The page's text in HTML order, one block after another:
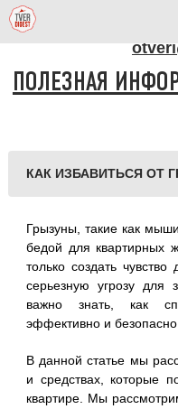
ПОЛЕЗНАЯ
КАК ИЗБАВИТЬСЯ ОТ
Грызуны, такие как
бедой для квартирных
только создать
серьезную угрозу для
важно знать, как
эффективно и безопасно.
В данной статье мы
и средствах, которые
квартире. Мы